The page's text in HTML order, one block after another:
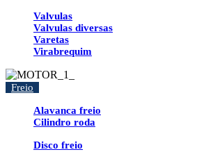
Valvulas
Valvulas diversas
Varetas
Virabrequim
Freio
Alavanca freio
Cilindro roda
Disco freio